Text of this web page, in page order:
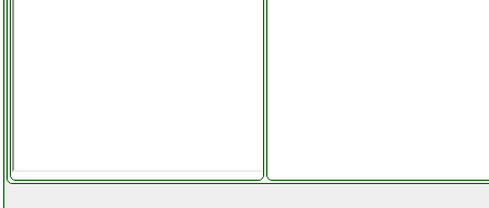
telefoniamostore.it